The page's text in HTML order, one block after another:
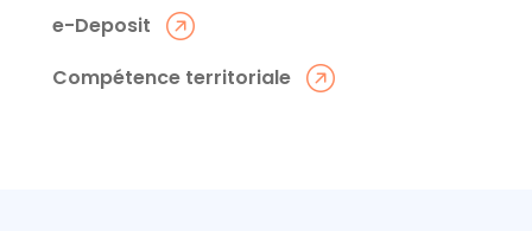
e-Deposit
Compétence territoriale